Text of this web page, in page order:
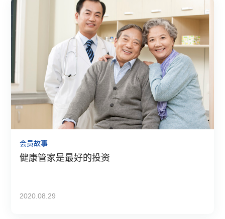
会员故事
健康管家是最好的投资
2020.08.29